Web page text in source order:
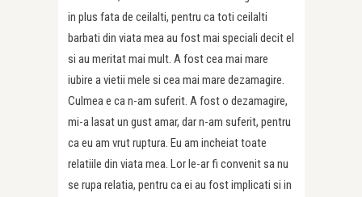
in plus fata de ceilalti, pentru ca toti ceilalti
barbati din viata mea au fost mai speciali decit el
si au meritat mai mult. A fost cea mai mare
iubire a vietii mele si cea mai mare dezamagire.
Culmea e ca n-am suferit. A fost o dezamagire,
mi-a lasat un gust amar, dar n-am suferit, pentru
ca eu am vrut ruptura. Eu am incheiat toate
relatiile din viata mea. Lor le-ar fi convenit sa nu
se rupa relatia, pentru ca ei au fost implicati si in